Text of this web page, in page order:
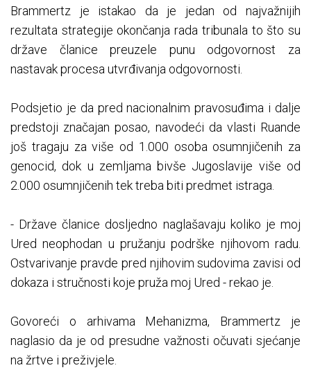
Brammertz je istakao da je jedan od najvažnijih
rezultata strategije okončanja rada tribunala to što su
države članice preuzele punu odgovornost za
nastavak procesa utvrđivanja odgovornosti.
Podsjetio je da pred nacionalnim pravosuđima i dalje
predstoji značajan posao, navodeći da vlasti Ruande
još tragaju za više od 1.000 osoba osumnjičenih za
genocid, dok u zemljama bivše Jugoslavije više od
2.000 osumnjičenih tek treba biti predmet istraga.
- Države članice dosljedno naglašavaju koliko je moj
Ured neophodan u pružanju podrške njihovom radu.
Ostvarivanje pravde pred njihovim sudovima zavisi od
dokaza i stručnosti koje pruža moj Ured - rekao je.
Govoreći o arhivama Mehanizma, Brammertz je
naglasio da je od presudne važnosti očuvati sjećanje
na žrtve i preživjele.